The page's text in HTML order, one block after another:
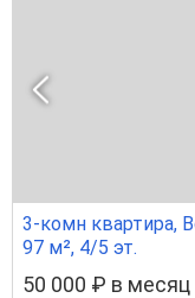
3-комн квартира,
97 м², 4/5 эт.
50 000 ₽ в месяц